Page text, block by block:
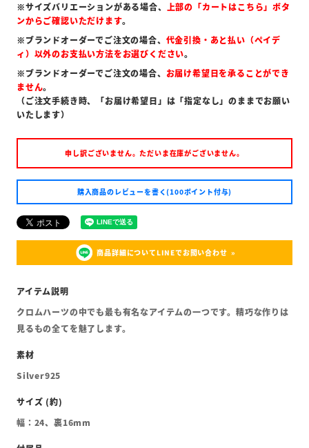
※サイズバリエーションがある場合、 上部の「カートはこちら」ボタ
ンからご確認いただけます。
※ブランドオーダーでご注文の場合、 代金引換・あと払い（ペイデ
ィ）以外のお支払い方法をお選びください。
※ブランドオーダーでご注文の場合、 お届け希望日を承ることができ
ません。
（ご注文手続き時、「お届け希望日」は「指定なし」のままでお願い
いたします）
申し訳ございません。ただいま在庫がございません。
購入商品のレビューを書く(100ポイント付与)
商品詳細についてLINEでお問い合わせ
クロムハーツの中でも最も有名なアイテムの一つです。精巧な作りは
見るもの全てを魅了します。
Silver925
幅：24、裏16mm